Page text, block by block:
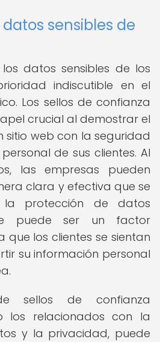
sensibles de
datos sensibles de los
indiscutible en el
Los sellos de confianza
crucial al demostrar el
sitio web con la seguridad
de sus clientes. Al
las empresas pueden
clara y efectiva que se
protección de datos
puede ser un factor
los clientes se sientan
su información personal
sellos de confianza
los relacionados con la
y la privacidad, puede